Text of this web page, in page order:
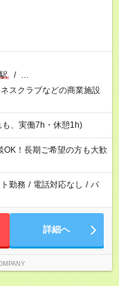
/ …
スクラブなどの商業施設
、実働7h・休憩1h)
！長期ご希望の方も大歓
勤務 / 電話対応なし / パ
詳細へ